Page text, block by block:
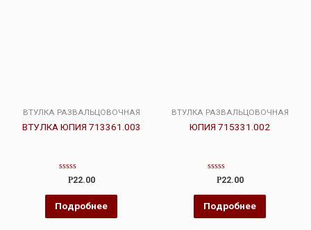
ВТУЛКА РАЗВАЛЬЦОВОЧНАЯ
ВТУЛКА ЮПИЯ 713361.003
Оценка
из
5
Р22.00
Подробнее
ВТУЛКА РАЗВАЛЬЦОВОЧНАЯ
ЮПИЯ 715331.002
Оценка
из
5
Р22.00
Подробнее